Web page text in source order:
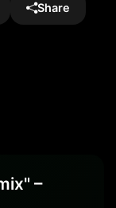
Share
–